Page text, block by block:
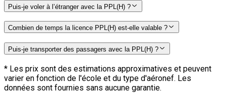
Puis-je voler à l’étranger avec la PPL(H) ?
Combien de temps la licence PPL(H) est-elle valable ?
Puis-je transporter des passagers avec la PPL(H) ?
* Les prix sont des estimations approximatives et peuvent
varier en fonction de l'école et du type d'aéronef. Les
données sont fournies sans aucune garantie.